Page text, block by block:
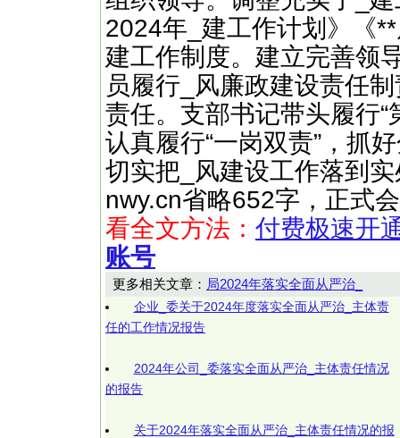
2024年_建工作计划》《
建工作制度。建立完善领
员履行_风廉政建设责任
责任。支部书记带头履行
认真履行“一岗双责”，抓
切实把_风建设工作落到
nwy.cn省略652字，正式
看全文方法： 付费极速开
账号
更多相关文章： 局2024年落实全面从严治_
企业_委关于2024年度落实全面从严治_主体责
任的工作情况报告
2024年公司_委落实全面从严治_主体责任情况
的报告
关于2024年落实全面从严治_主体责任情况的报